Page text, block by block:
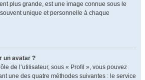
plus grande, est une image connue sous le
unique et personnelle à chaque
un avatar ?
de l’utilisateur, sous « Profil », vous pouvez
une des quatre méthodes suivantes : le service